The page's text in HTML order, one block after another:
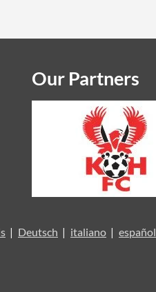
Our Partners
| Deutsch | italiano | español